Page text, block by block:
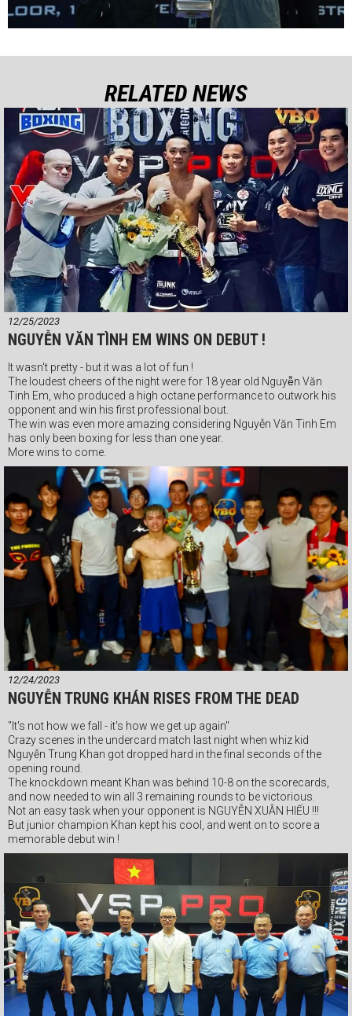
RELATED NEWS
12/25/2023
NGUYỄN VĂN TÌNH EM WINS ON DEBUT !
It wasn't pretty - but it was a lot of fun !
The loudest cheers of the night were for 18 year old Nguyễn Văn
Tinh Em, who produced a high octane performance to outwork his
opponent and win his first professional bout.
The win was even more amazing considering Nguyễn Văn Tinh Em
has only been boxing for less than one year.
More wins to come.
12/24/2023
NGUYỄN TRUNG KHÁN RISES FROM THE DEAD
"It's not how we fall - it's how we get up again"
Crazy scenes in the undercard match last night when whiz kid
Nguyễn Trung Khan got dropped hard in the final seconds of the
opening round.
The knockdown meant Khan was behind 10-8 on the scorecards,
and now needed to win all 3 remaining rounds to be victorious.
Not an easy task when your opponent is NGUYỄN XUÂN HIẾU !!!
But junior champion Khan kept his cool, and went on to score a
memorable debut win !